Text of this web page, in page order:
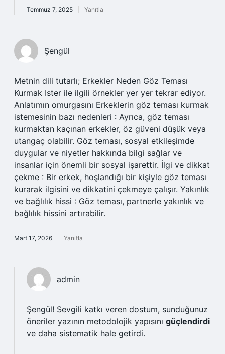
Temmuz 7, 2025 Yanıtla
Şengül
Metnin dili tutarlı; Erkekler Neden Göz Teması
Kurmak Ister ile ilgili örnekler yer yer tekrar ediyor.
Anlatımın omurgasını Erkeklerin göz teması kurmak
istemesinin bazı nedenleri : Ayrıca, göz teması
kurmaktan kaçınan erkekler, öz güveni düşük veya
utangaç olabilir. Göz teması, sosyal etkileşimde
duygular ve niyetler hakkında bilgi sağlar ve
insanlar için önemli bir sosyal işarettir. İlgi ve dikkat
çekme : Bir erkek, hoşlandığı bir kişiyle göz teması
kurarak ilgisini ve dikkatini çekmeye çalışır. Yakınlık
ve bağlılık hissi : Göz teması, partnerle yakınlık ve
bağlılık hissini artırabilir.
Mart 17, 2026 Yanıtla
admin
Şengül! Sevgili katkı veren dostum, sunduğunuz
öneriler yazının metodolojik yapısını güçlendirdi
ve daha sistematik hale getirdi.